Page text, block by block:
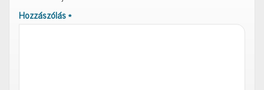
Hozzászólás*